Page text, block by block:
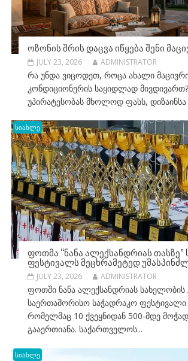
ᲝᲖᲝᲜᲘᲡ ᲨᲠᲘᲡ ᲓᲐᲪᲕᲐ ᲘᲬᲧᲔᲑᲐ ᲨᲔᲜᲘ
JULY 23, 2026 ADMINISTRATOR
რა უნდა ვიცოდეთ, როცა ახალი
კონდიციონერის საყიდლად
უპირატესობას მხოლოდ ფასს, დიზაინსა
სიახლე
ᲤᲝᲗᲛᲐ “ᲜᲐᲜᲐ ᲐᲚᲔᲥᲡᲐᲜᲓᲠᲘᲐᲡ ᲗᲐᲡᲖᲔ”
ᲤᲔᲡᲢᲘᲕᲐᲚᲡ ᲛᲔᲪᲮᲠᲐᲛᲔᲢᲔᲓ
JULY 23, 2026 ADMINISTRATOR
ფოთში ნანა ალექსანდრიას სახელობის
საერთაშორისო საჭადრაკო ფესტივალი
რომელმაც 10 ქვეყნიდან 500-მდე
გააერთიანა. საქართველოს...
სიახლე